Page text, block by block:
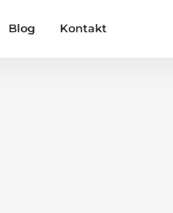
Blog Kontakt